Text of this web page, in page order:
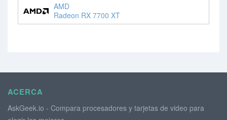
AMD
Radeon RX 7700 XT
ACERCA
AskGeek.io - Compara procesadores y tarjetas de video para